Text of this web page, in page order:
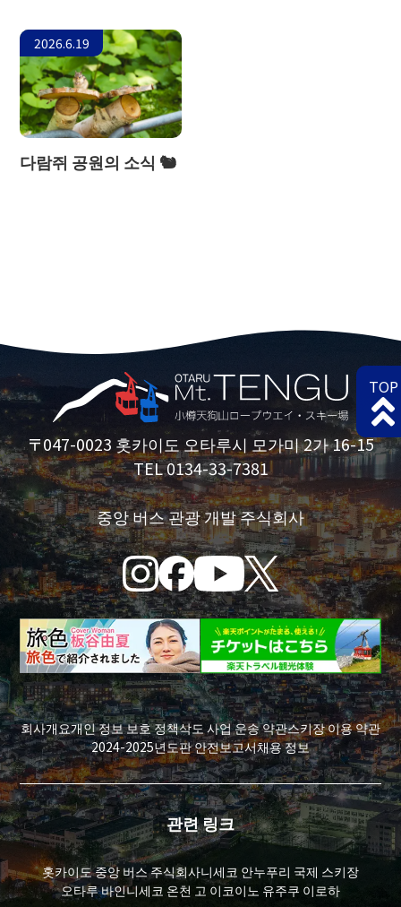
2026.6.19
다람쥐 공원의 소식 🐿
〒047-0023 홋카이도 오타루시 모가미 2가 16-15
TEL 0134-33-7381
중앙 버스 관광 개발 주식회사
회사개요개인 정보 보호 정책삭도 사업 운송 약관스키장 이용 약관
2024-2025년도판 안전보고서채용 정보
관련 링크
홋카이도 중앙 버스 주식회사니세코 안누푸리 국제 스키장
오타루 바인니세코 온천 고 이코이노 유주쿠 이로하
TOP